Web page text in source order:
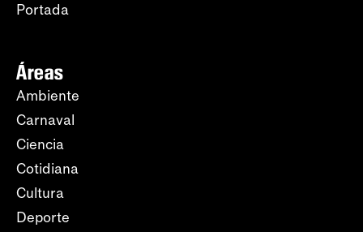
Portada
Áreas
Ambiente
Carnaval
Ciencia
Cotidiana
Cultura
Deporte